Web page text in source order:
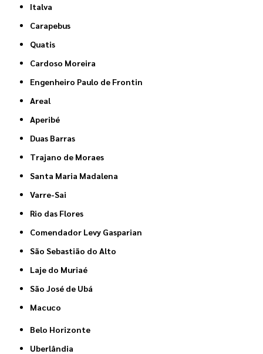
Italva
Carapebus
Quatis
Cardoso Moreira
Engenheiro Paulo de Frontin
Areal
Aperibé
Duas Barras
Trajano de Moraes
Santa Maria Madalena
Varre-Sai
Rio das Flores
Comendador Levy Gasparian
São Sebastião do Alto
Laje do Muriaé
São José de Ubá
Macuco
Belo Horizonte
Uberlândia